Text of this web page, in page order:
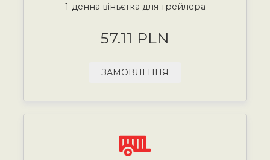
1-денна віньєтка для трейлера
57.11 PLN
ЗАМОВЛЕННЯ